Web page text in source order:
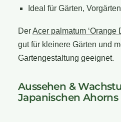
Ideal für Gärten,
DerAcer palmatum ‘Orange
gut für kleinere Gärten und
Gartengestaltung geeignet.
Aussehen &
Japanischen Ahorns